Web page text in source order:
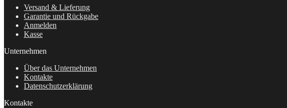
Versand & Lieferung
Garantie und Rückgabe
Anmelden
Kasse
Unternehmen
Über das Unternehmen
Kontakte
Datenschutzerklärung
Kontakte